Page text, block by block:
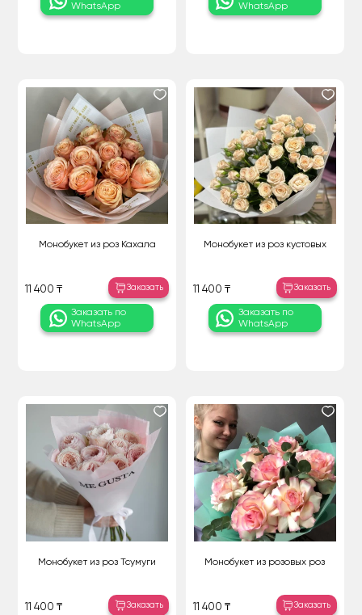
WhatsApp
WhatsApp
Монобукет из роз Кахала
11 400 ₸ Заказать
Заказать по
WhatsApp
Монобукет из роз кустовых
11 400 ₸ Заказать
Заказать по
WhatsApp
Монобукет из роз Тсумуги
11 400 ₸ Заказать
Монобукет из розовых роз
11 400 ₸ Заказать